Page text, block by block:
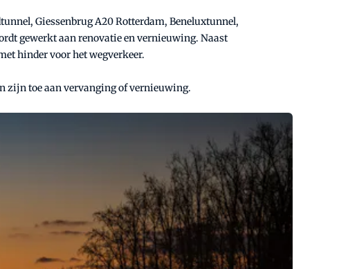
Giessenbrug A20 Rotterdam, Beneluxtunnel,
gewerkt aan renovatie en vernieuwing. Naast
hinder voor het wegverkeer.
zijn toe aan vervanging of vernieuwing.